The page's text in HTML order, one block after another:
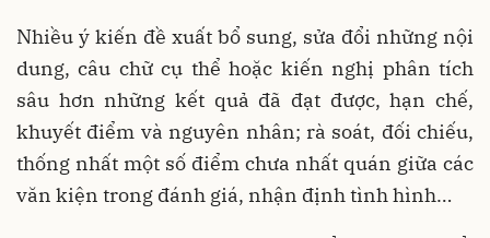
Nhiều ý kiến đề xuất bổ sung, sửa đổi những nội
dung, câu chữ cụ thể hoặc kiến nghị phân tích
sâu hơn những kết quả đã đạt được, hạn chế,
khuyết điểm và nguyên nhân; rà soát, đối chiếu,
thống nhất một số điểm chưa nhất quán giữa các
văn kiện trong đánh giá, nhận định tình hình…